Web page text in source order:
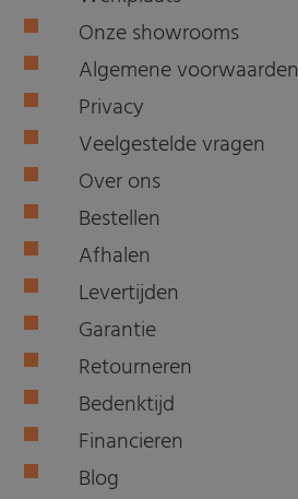
Onze showrooms
Algemene voorwaarden
Privacy
Veelgestelde vragen
Over ons
Bestellen
Afhalen
Levertijden
Garantie
Retourneren
Bedenktijd
Financieren
Blog